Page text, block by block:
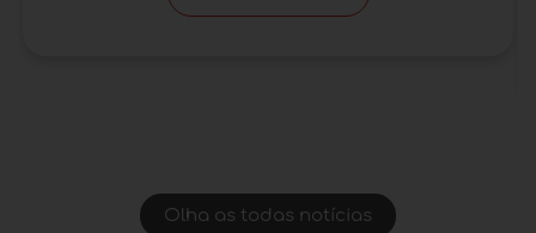
Olha as todas notícias